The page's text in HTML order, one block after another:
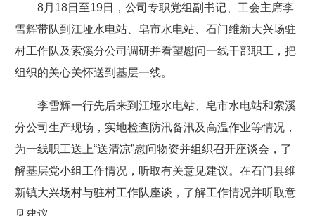
8月18日至19日，公司专职党组副书记、工会主席李
雪辉带队到江垭水电站、皂市水电站、石门维新大兴场驻
村工作队及索溪分公司调研并看望慰问一线干部职工，把
组织的关心关怀送到基层一线。
李雪辉一行先后来到江垭水电站、皂市水电站和索溪
分公司生产现场，实地检查防汛备汛及高温作业等情况，
为一线职工送上“送清凉”慰问物资并组织召开座谈会，了
解基层党小组工作情况，听取有关意见建议。在石门县维
新镇大兴场村与驻村工作队座谈，了解工作情况并听取意